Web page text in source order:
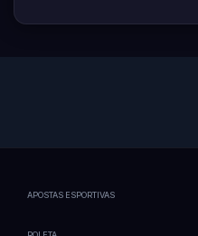
APOSTAS ESPORTIVAS